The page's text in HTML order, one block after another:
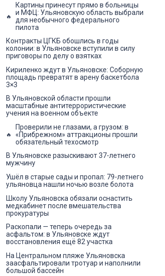
Картины принесут прямо в больницы
и МФЦ: Ульяновскую область выбрали
для необычного федерального
пилота
Контракты ЦГКБ обошлись в годы
колонии: в Ульяновске вступили в силу
приговоры по делу о взятках
Кириленко ждут в Ульяновске: Соборную
площадь превратят в арену баскетбола
3×3
В Ульяновской области прошли
масштабные антитеррористические
учения на военном объекте
Проверили не глазами, а грузом: в
«Прибрежном» аттракционы прошли
обязательный техосмотр
В Ульяновске разыскивают 37-летнего
мужчину
Ушёл в старые сады и пропал: 79-летнего
ульяновца нашли ночью возле болота
Школу Ульяновска обязали оснастить
медкабинет после вмешательства
прокуратуры
Раскопали — теперь очередь за
асфальтом: в Ульяновске ждут
восстановления ещё 82 участка
На Центральном пляже Ульяновска
заасфальтировали тротуар и наполнили
большой бассейн